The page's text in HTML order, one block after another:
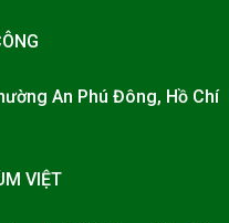
An Phú Đông, Hồ Chí
VIỆT